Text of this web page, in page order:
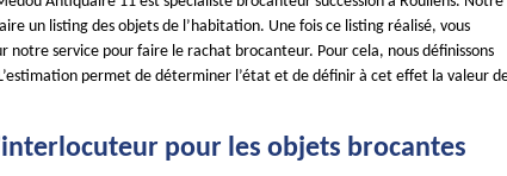
un listing des objets de l’habitation. Une fois ce listing réalisé, vous
notre service pour faire le rachat brocanteur. Pour cela, nous définissons
permet de déterminer l’état et de définir à cet effet la valeur
pour les objets brocantes